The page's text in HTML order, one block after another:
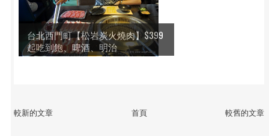
台北西門町【松岩炭火燒肉】$399
起吃到飽、啤酒、明治
較新的文章 較舊的文章
首頁